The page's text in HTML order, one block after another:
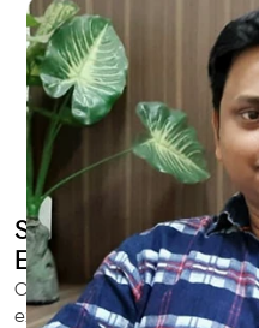
SEO Inteligente con
Experto SEO en
Contrata al consultor SEO
experto en marketing con